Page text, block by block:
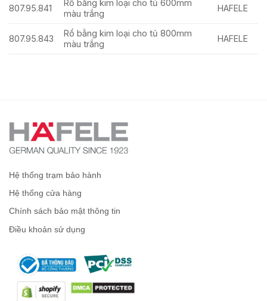
807.95.841
Rổ bằng kim loại cho tủ 600mm
màu trắng
HAFELE
807.95.843
Rổ bằng kim loại cho tủ 800mm
màu trắng
HAFELE
Hệ thống trạm bảo hành
Hệ thống cửa hàng
Chính sách bảo mật thông tin
Điều khoản sử dụng